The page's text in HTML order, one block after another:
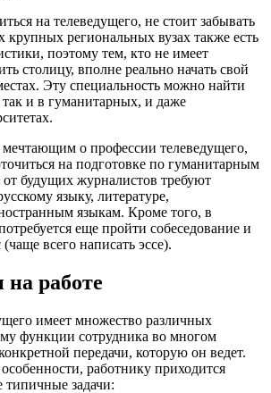
на телеведущего, не стоит забывать
крупных региональных вузах также есть
поэтому тем, кто не имеет
столицу, вполне реально начать свой
Эту специальность можно найти
так и в гуманитарных, и даже
о профессии телеведущего,
на подготовке по гуманитарным
будущих журналистов требуют
языку, литературе,
языкам. Кроме того, в
еще пройти собеседование и
всего написать эссе).
на работе
имеет множество различных
функции сотрудника во многом
передачи, которую он ведет.
работнику приходится
задачи: